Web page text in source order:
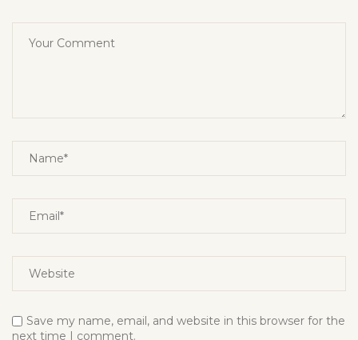
Save my name, email, and website in this browser for the
next time I comment.